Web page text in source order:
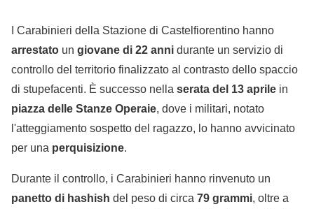
I Carabinieri della Stazione di Castelfiorentino hanno
arrestato un giovane di 22 anni durante un servizio di
controllo del territorio finalizzato al contrasto dello spaccio
di stupefacenti. È successo nella serata del 13 aprile in
piazza delle Stanze Operaie, dove i militari, notato
l'atteggiamento sospetto del ragazzo, lo hanno avvicinato
per una perquisizione.
Durante il controllo, i Carabinieri hanno rinvenuto un
panetto di hashish del peso di circa 79 grammi, oltre a